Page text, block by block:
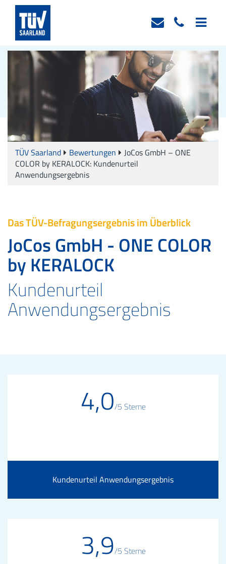
TÜV Saarland Bewertungen
JoCos GmbH – ONE
COLOR by KERALOCK: Kundenurteil
Anwendungsergebnis
Das TÜV-Befragungsergebnis im Überblick
JoCos GmbH - ONE COLOR
by KERALOCK
Kundenurteil
Anwendungsergebnis
4,0/5 Sterne
Kundenurteil Anwendungsergebnis
3,9/5 Sterne